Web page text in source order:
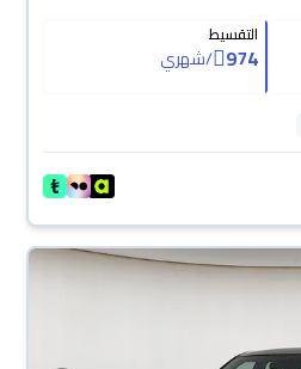
التقسيط
974
/شهري